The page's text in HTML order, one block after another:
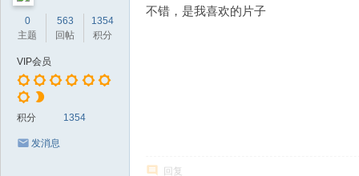
0
主题
563
回帖
1354
积分
VIP会员
积分 1354
发消息
不错，是我喜欢的片子
回复